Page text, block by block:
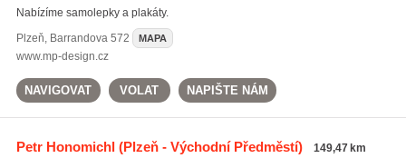
Nabízíme samolepky a plakáty.
Plzeň, Barrandova 572 MAPA
www.mp-design.cz
NAVIGOVAT VOLAT NAPIŠTE NÁM
Petr Honomichl(Plzeň - Východní Předměstí) 149,47 km